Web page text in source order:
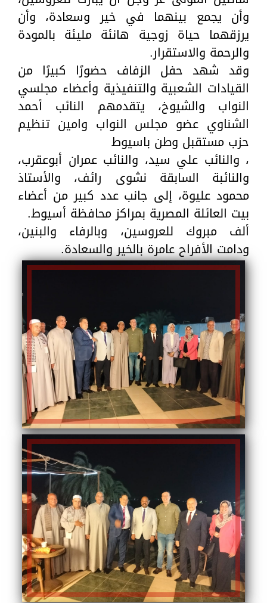
وأن يجمع بينهما في خير وسعادة، وأن
يرزقهما حياة زوجية هانئة مليئة بالمودة
والرحمة والاستقرار.
وقد شهد حفل الزفاف حضورًا كبيرًا من
القيادات الشعبية والتنفيذية وأعضاء مجلسي
النواب والشيوخ، يتقدمهم النائب أحمد
الشناوي عضو مجلس النواب وامين تنظيم
حزب مستقبل وطن باسيوط
، والنائب علي سيد، والنائب عمران أبوعقرب،
والنائبة السابقة نشوى رائف، والأستاذ
محمود عليوة، إلى جانب عدد كبير من أعضاء
بيت العائلة المصرية بمراكز محافظة أسيوط.
ألف مبروك للعروسين، وبالرفاء والبنين،
ودامت الأفراح عامرة بالخير والسعادة.